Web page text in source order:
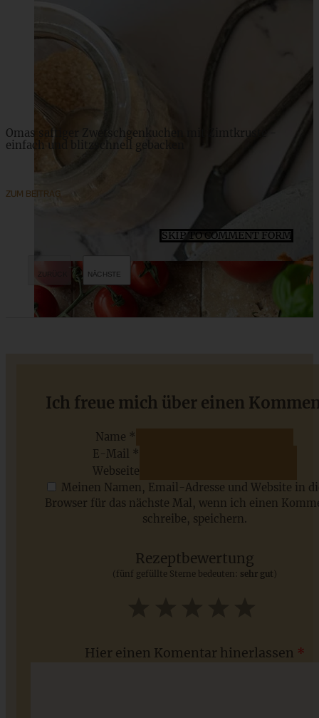
Maronen-Gugelhupf mit Glühwein
Mandel-Marzipan-Stollen – gelinsicher und einfach!
Omas saftiger Zwetschgenkuchen mit Zimtkruste -
einfach und blitzschnell gebacken
ZUM BEITRAG
Saisonale Rezepte im Juli - meine 7 sommerlichen
SKIP TO COMMENT FORM
Ich freue mich über einen
Name *
E-Mail *
Webseite
Meinen Namen, Email-Adresse und Website in
Browser für das nächste Mal, wenn ich einen
schreibe, speichern.
Rezeptbewertung
(fünf gefüllte Sterne bedeuten: sehr gut )
Hier einen Komentar hinerlassen *